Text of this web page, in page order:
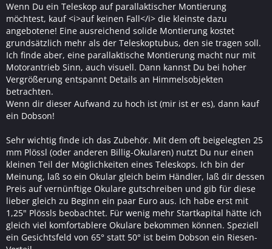
Wenn Du ein Teleskop auf parallaktischer Montierung
möchtest, kauf <i>auf keinen Fall</i> die kleinste dazu
angebotene! Eine ausreichend solide Montierung kostet
grundsätzlich mehr als der Teleskoptubus, den sie tragen soll.
Ich finde aber, eine parallaktische Montierung macht nur mit
Motorantrieb Sinn, auch visuell. Dann kannst Du bei hoher
Vergrößerung entspannt Details an Himmelsobjekten
betrachten.
Wenn dir dieser Aufwand zu hoch ist (mir ist er es), dann kauf
ein Dobson!
Sehr wichtig finde ich das Zubehör. Mit dem oft beigelegten 25
mm Plössl (oder anderen Billig-Okularen) nutzt Du nur einen
kleinen Teil der Möglichkeiten eines Teleskops. Ich bin der
Meinung, laß so ein Okular gleich beim Händler, laß dir dessen
Preis auf vernünftige Okulare gutschreiben und gib für diese
lieber gleich zu Beginn ein paar Euro aus. Ich habe erst mit
1,25" Plössls beobachtet. Für wenig mehr Startkapital hätte ich
gleich viel komfortablere Okulare bekommen können. Speziell
ein Gesichtsfeld von 65° statt 50° ist beim Dobson ein Riesen-